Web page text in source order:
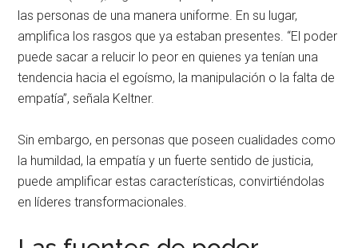
las personas de una manera uniforme. En su lugar,
amplifica los rasgos que ya estaban presentes. “El poder
puede sacar a relucir lo peor en quienes ya tenían una
tendencia hacia el egoísmo, la manipulación o la falta de
empatía”, señala Keltner.
Sin embargo, en personas que poseen cualidades como
la humildad, la empatía y un fuerte sentido de justicia,
puede amplificar estas características, convirtiéndolas
en líderes transformacionales.